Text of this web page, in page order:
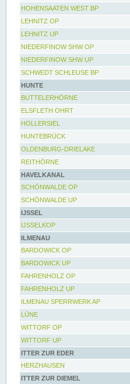
HOHENSAATEN WEST BP
LEHNITZ OP
LEHNITZ UP
NIEDERFINOW SHW OP
NIEDERFINOW SHW UP
SCHWEDT SCHLEUSE BP
HUNTE
BUTTELERHÖRNE
ELSFLETH OHRT
HOLLERSIEL
HUNTEBRÜCK
OLDENBURG-DRIELAKE
REITHÖRNE
HAVELKANAL
SCHÖNWALDE OP
SCHÖNWALDE UP
IJSSEL
IJSSELKOP
ILMENAU
BARDOWICK OP
BARDOWICK UP
FAHRENHOLZ OP
FAHRENHOLZ UP
ILMENAU SPERRWERK AP
LÜNE
WITTORF OP
WITTORF UP
ITTER ZUR EDER
HERZHAUSEN
ITTER ZUR DIEMEL